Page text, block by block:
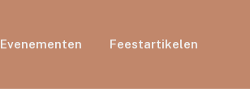
Evenementen Feestartikelen